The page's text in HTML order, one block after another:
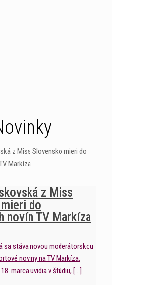
z Miss
do
novín TV Markíza
sa stáva novou moderátorskou
noviny na TV Markíza.
marca uvidia v štúdiu, […]